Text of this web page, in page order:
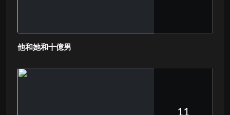
他和她和十億男
11